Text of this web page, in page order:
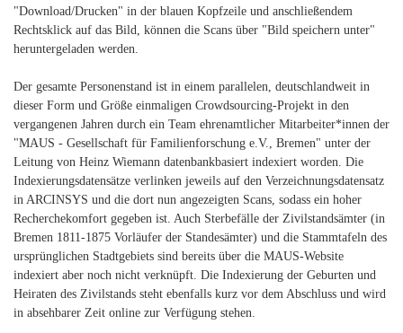
"Download/Drucken" in der blauen Kopfzeile und anschließendem
Rechtsklick auf das Bild, können die Scans über "Bild speichern unter"
heruntergeladen werden.
Der gesamte Personenstand ist in einem parallelen, deutschlandweit in
dieser Form und Größe einmaligen Crowdsourcing-Projekt in den
vergangenen Jahren durch ein Team ehrenamtlicher Mitarbeiter*innen der
"MAUS - Gesellschaft für Familienforschung e.V., Bremen" unter der
Leitung von Heinz Wiemann datenbankbasiert indexiert worden. Die
Indexierungsdatensätze verlinken jeweils auf den Verzeichnungsdatensatz
in ARCINSYS und die dort nun angezeigten Scans, sodass ein hoher
Recherchekomfort gegeben ist. Auch Sterbefälle der Zivilstandsämter (in
Bremen 1811-1875 Vorläufer der Standesämter) und die Stammtafeln des
ursprünglichen Stadtgebiets sind bereits über die MAUS-Website
indexiert aber noch nicht verknüpft. Die Indexierung der Geburten und
Heiraten des Zivilstands steht ebenfalls kurz vor dem Abschluss und wird
in absehbarer Zeit online zur Verfügung stehen.